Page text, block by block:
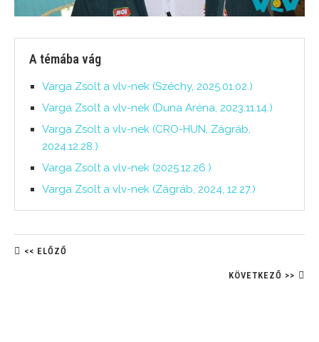
A témába vág
Varga Zsolt a vlv-nek (Széchy, 2025.01.02.)
Varga Zsolt a vlv-nek (Duna Aréna, 2023.11.14.)
Varga Zsolt a vlv-nek (CRO-HUN, Zágráb,
2024.12.28.)
Varga Zsolt a vlv-nek (2025.12.26.)
Varga Zsolt a vlv-nek (Zágráb, 2024, 12.27.)
<< ELŐZŐ
KÖVETKEZŐ >>